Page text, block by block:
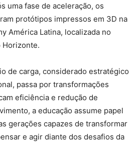
uma fase de aceleração, os
protótipos impressos em 3D na
América Latina, localizada no
Horizonte.
de carga, considerado estratégico
passa por transformações
eficiência e redução de
a educação assume papel
gerações capazes de transformar
e agir diante dos desafios da